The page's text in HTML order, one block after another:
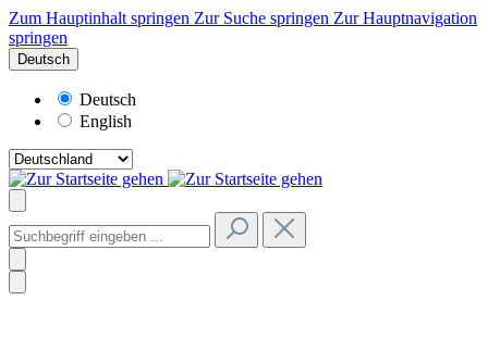
Zum Hauptinhalt springen Zur Suche springen Zur Hauptnavigation
springen
Deutsch
Deutsch
English